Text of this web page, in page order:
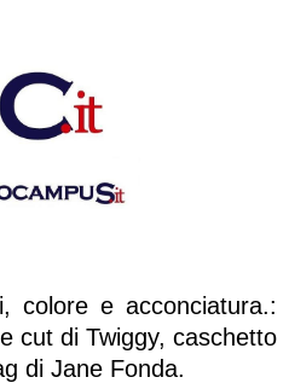
colore e acconciatura.:
cut di Twiggy, caschetto
di Jane Fonda.